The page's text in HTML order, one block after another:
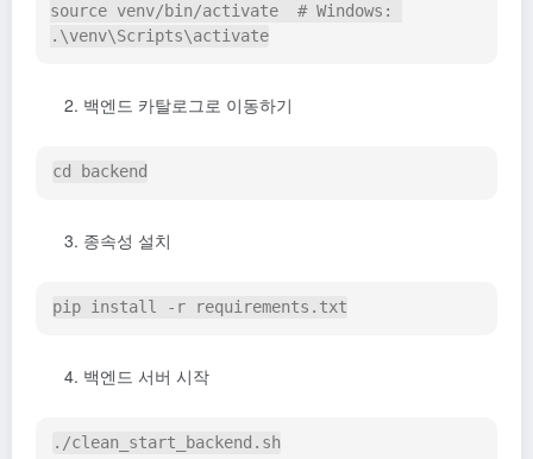
source venv/bin/activate  # Windows:
백엔드 카탈로그로 이동하기
종속성 설치
백엔드 서버 시작